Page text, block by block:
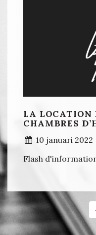
LA LOCATION
CHAMBRES
10 januari 2022
Flash